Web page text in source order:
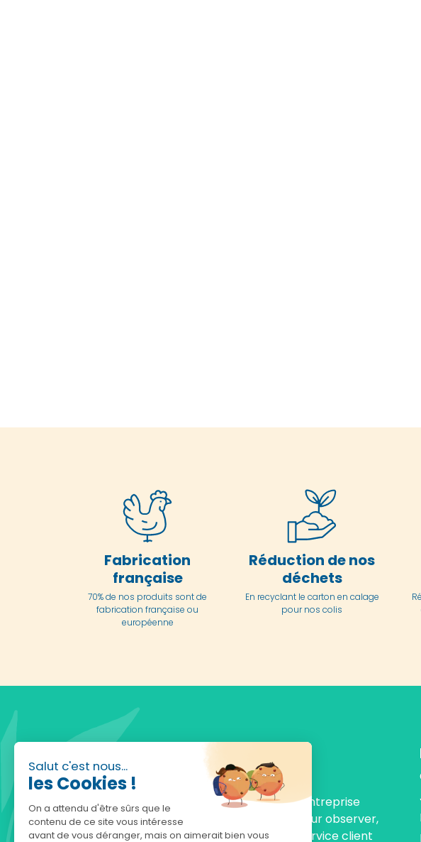
Salut c'est nous...
les Cookies !
On a attendu d'être sûrs que le
contenu de ce site vous intéresse
avant de vous déranger, mais on aimerait bien vous
Fabrication
française
70% de nos produits sont de
fabrication française ou
européenne
Réduction de nos
déchets
En recyclant le carton en calage
pour nos colis
Fondée en 2010, achatnature.com est une entreprise
française qui réunit plus de 5000 produits pour observer,
comprendre et protéger la nature. Notre service client